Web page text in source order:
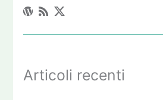
Articoli recenti